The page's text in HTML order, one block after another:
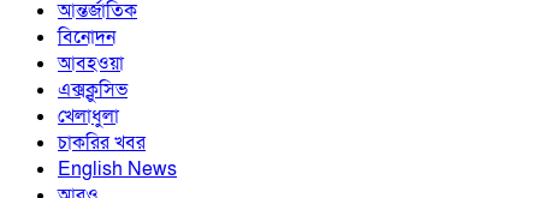
আন্তর্জাতিক
বিনোদন
আবহওয়া
এক্সক্লুসিভ
খেলাধুলা
চাকরির খবর
English News